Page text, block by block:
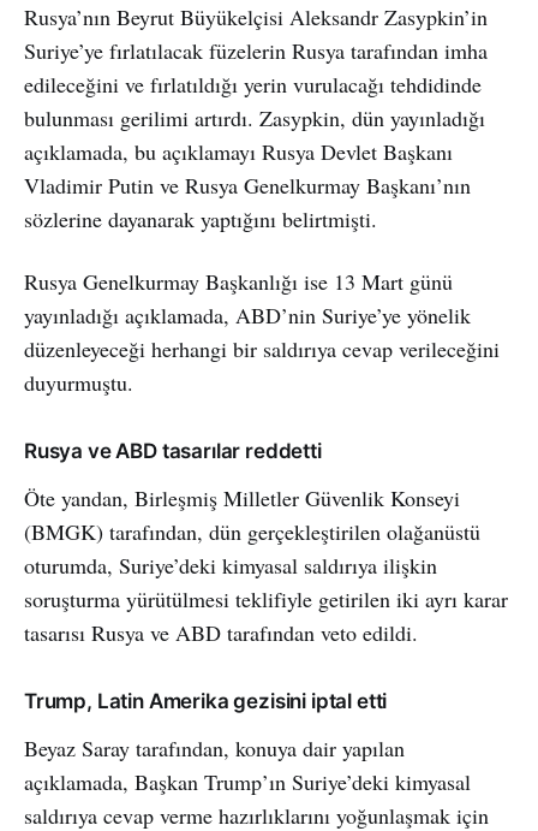
Rusya’nın Beyrut Büyükelçisi Aleksandr Zasypkin’in
Suriye’ye fırlatılacak füzelerin Rusya tarafından imha
edileceğini ve fırlatıldığı yerin vurulacağı tehdidinde
bulunması gerilimi artırdı. Zasypkin, dün yayınladığı
açıklamada, bu açıklamayı Rusya Devlet Başkanı
Vladimir Putin ve Rusya Genelkurmay Başkanı’nın
sözlerine dayanarak yaptığını belirtmişti.
Rusya Genelkurmay Başkanlığı ise 13 Mart günü
yayınladığı açıklamada, ABD’nin Suriye’ye yönelik
düzenleyeceği herhangi bir saldırıya cevap verileceğini
duyurmuştu.
Rusya ve ABD tasarılar reddetti
Öte yandan, Birleşmiş Milletler Güvenlik Konseyi
(BMGK) tarafından, dün gerçekleştirilen olağanüstü
oturumda, Suriye’deki kimyasal saldırıya ilişkin
soruşturma yürütülmesi teklifiyle getirilen iki ayrı karar
tasarısı Rusya ve ABD tarafından veto edildi.
Trump, Latin Amerika gezisini iptal etti
Beyaz Saray tarafından, konuya dair yapılan
açıklamada, Başkan Trump’ın Suriye’deki kimyasal
saldırıya cevap verme hazırlıklarını yoğunlaşmak için